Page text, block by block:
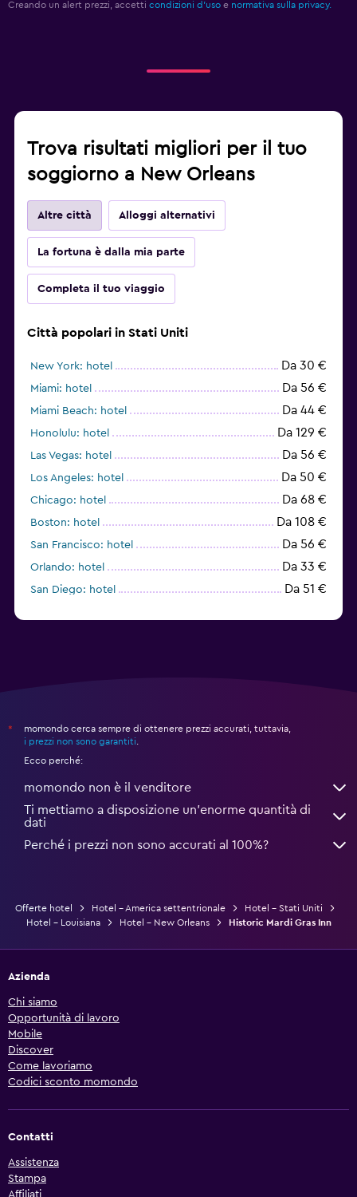
Creando un alert prezzi, accetti condizioni d'uso e normativa sulla privacy.
Trova risultati migliori per il tuo
soggiorno a New Orleans
Altre città Alloggi alternativi
La fortuna è dalla mia parte
Completa il tuo viaggio
Città popolari in Stati Uniti
New York: hotel Da 30 €
Miami: hotel Da 56 €
Miami Beach: hotel Da 44 €
Honolulu: hotel Da 129 €
Las Vegas: hotel Da 56 €
Los Angeles: hotel Da 50 €
Chicago: hotel Da 68 €
Boston: hotel Da 108 €
San Francisco: hotel Da 56 €
Orlando: hotel Da 33 €
San Diego: hotel Da 51 €
*
momondo cerca sempre di ottenere prezzi accurati, tuttavia,
i prezzi non sono garantiti
Ecco perché:
momondo non è il venditore
Ti mettiamo a disposizione un’enorme quantità di
dati
Perché i prezzi non sono accurati al 100%?
Offerte hotel Hotel - America settentrionale
Hotel - Stati Uniti
Hotel - Louisiana
Hotel - New Orleans Historic Mardi Gras Inn
Azienda
Chi siamo
Opportunità di lavoro
Mobile
Discover
Come lavoriamo
Codici sconto momondo
Contatti
Assistenza
Stampa
Affiliati